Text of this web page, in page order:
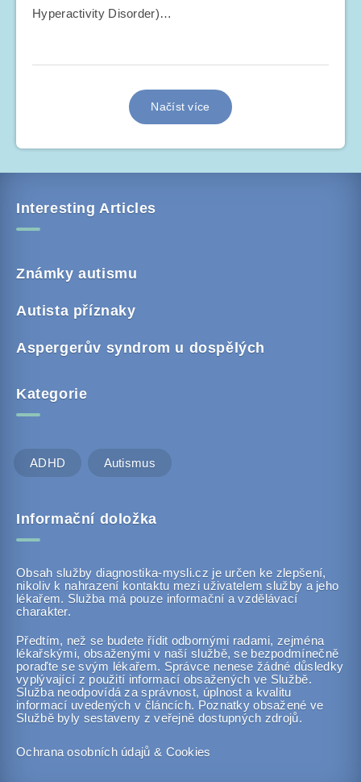
Hyperactivity Disorder)…
Načíst více
Interesting Articles
Známky autismu
Autista příznaky
Aspergerův syndrom u dospělých
Kategorie
ADHD Autismus
Informační doložka
Obsah služby diagnostika-mysli.cz je určen ke zlepšení,
nikoliv k nahrazení kontaktu mezi uživatelem služby a jeho
lékařem. Služba má pouze informační a vzdělávací
charakter.
Předtím, než se budete řídit odbornými radami, zejména
lékařskými, obsaženými v naší službě, se bezpodmínečně
poraďte se svým lékařem. Správce nenese žádné důsledky
vyplývající z použití informací obsažených ve Službě.
Služba neodpovídá za správnost, úplnost a kvalitu
informací uvedených v článcích. Poznatky obsažené ve
Službě byly sestaveny z veřejně dostupných zdrojů.
Ochrana osobních údajů & Cookies